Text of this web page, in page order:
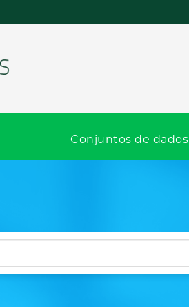
Conjuntos de dados